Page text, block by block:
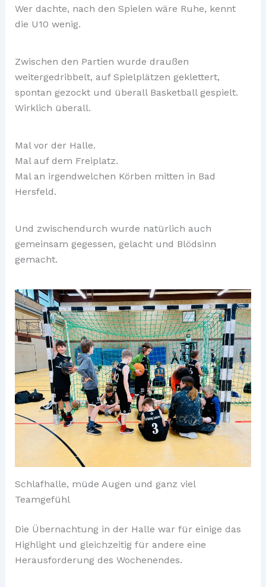
Wer dachte, nach den Spielen wäre Ruhe, kennt
die U10 wenig.
Zwischen den Partien wurde draußen
weitergedribbelt, auf Spielplätzen geklettert,
spontan gezockt und überall Basketball gespielt.
Wirklich überall.
Mal vor der Halle.
Mal auf dem Freiplatz.
Mal an irgendwelchen Körben mitten in Bad
Hersfeld.
Und zwischendurch wurde natürlich auch
gemeinsam gegessen, gelacht und Blödsinn
gemacht.
Schlafhalle, müde Augen und ganz viel
Teamgefühl
Die Übernachtung in der Halle war für einige das
Highlight und gleichzeitig für andere eine
Herausforderung des Wochenendes.